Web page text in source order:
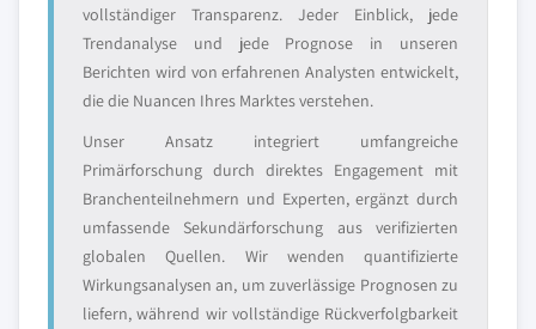
vollständiger Transparenz. Jeder Einblick, jede
Trendanalyse und jede Prognose in unseren
Berichten wird von erfahrenen Analysten entwickelt,
die die Nuancen Ihres Marktes verstehen.
Unser Ansatz integriert umfangreiche
Primärforschung durch direktes Engagement mit
Branchenteilnehmern und Experten, ergänzt durch
umfassende Sekundärforschung aus verifizierten
globalen Quellen. Wir wenden quantifizierte
Wirkungsanalysen an, um zuverlässige Prognosen zu
liefern, während wir vollständige Rückverfolgbarkeit